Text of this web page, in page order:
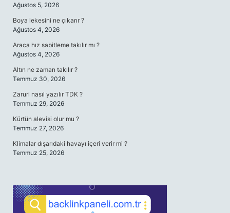
Ağustos 5, 2026
Boya lekesini ne çıkarır ?
Ağustos 4, 2026
Araca hız sabitleme takılır mı ?
Ağustos 4, 2026
Altın ne zaman takılır ?
Temmuz 30, 2026
Zaruri nasıl yazılır TDK ?
Temmuz 29, 2026
Kürtün alevisi olur mu ?
Temmuz 27, 2026
Klimalar dışarıdaki havayı içeri verir mi ?
Temmuz 25, 2026